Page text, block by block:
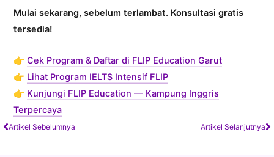
Mulai sekarang, sebelum terlambat. Konsultasi gratis
tersedia!
👉Cek Program & Daftar di FLIP Education Garut
👉 Lihat Program IELTS Intensif FLIP
👉 Kunjungi FLIP Education — Kampung Inggris
Terpercaya
Artikel Sebelumnya Artikel Selanjutnya